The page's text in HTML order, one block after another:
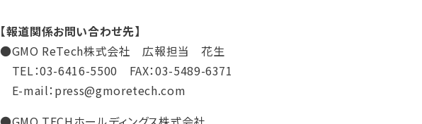
【報道関係お問い合わせ先】
●GMO ReTech株式会社 広報担当 花生
TEL：03-6416-5500 FAX：03-5489-6371
E-mail：press@gmoretech.com